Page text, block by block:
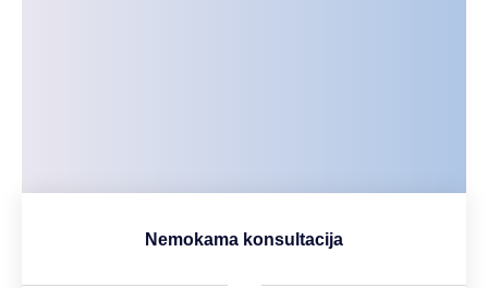
Nemokama konsultacija